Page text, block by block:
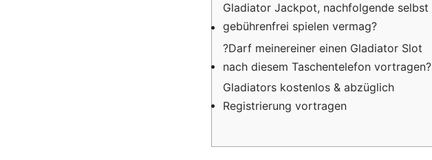
Gladiator Jackpot, nachfolgende selbst
gebührenfrei spielen vermag?
?Darf meinereiner einen Gladiator Slot
nach diesem Taschentelefon vortragen?
Gladiators kostenlos & abzüglich
Registrierung vortragen